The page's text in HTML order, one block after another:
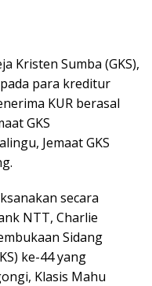
Kristen Sumba (GKS),
para kreditur
KUR berasal
GKS
Jemaat GKS
secara
NTT, Charlie
Sidang
ke-44 yang
Klasis Mahu